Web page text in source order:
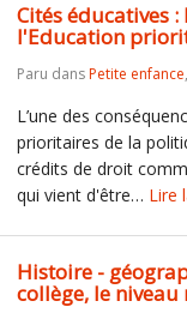
Cités éducatives
l'Education
Paru dansPetite enfance,
L’une des
prioritaires de la
crédits de droit
qui vient d'être… Lire
Histoire -
collège, le niveau